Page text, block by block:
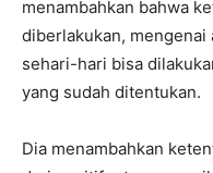
menambahkan bahwa
diberlakukan,
sehari-hari bisa
yang sudah ditentukan.
Dia menambahkan